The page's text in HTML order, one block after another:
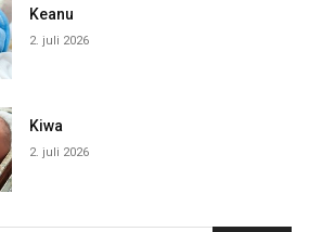
Keanu
2. juli 2026
Kiwa
2. juli 2026